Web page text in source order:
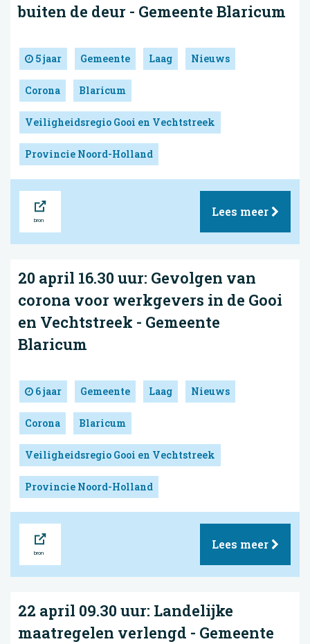
buiten de deur - Gemeente Blaricum
5 jaar Gemeente Laag Nieuws
Corona Blaricum
Veiligheidsregio Gooi en Vechtstreek
Provincie Noord-Holland
Lees meer
20 april 16.30 uur: Gevolgen van
corona voor werkgevers in de Gooi
en Vechtstreek - Gemeente
Blaricum
6 jaar Gemeente Laag Nieuws
Corona Blaricum
Veiligheidsregio Gooi en Vechtstreek
Provincie Noord-Holland
Lees meer
22 april 09.30 uur: Landelijke
maatregelen verlengd - Gemeente